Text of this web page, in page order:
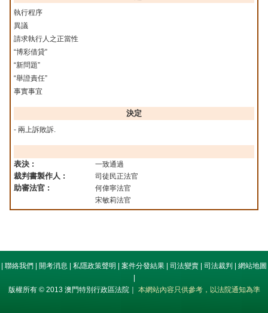
下載區
法院電子平台
執行程序
異議
請求執行人之正當性
“博彩借貸”
“新問題”
“舉證責任”
事實事宜
決定
- 兩上訴敗訴.
表決 : 一致通過
裁判書製作人 : 司徒民正法官
助審法官 :
何偉寧法官
宋敏莉法官
聯絡我們 開考消息 私隱政策聲明 案件分發結果 司法變賣 司法裁判
網站地圖
版權所有 © 2013 澳門特別行政區法院｜ 本網站內容只供參考，以法院通知為準